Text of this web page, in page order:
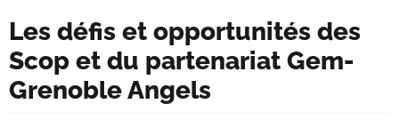
Les défis et opportunités des
Scop et du partenariat Gem-
Grenoble Angels